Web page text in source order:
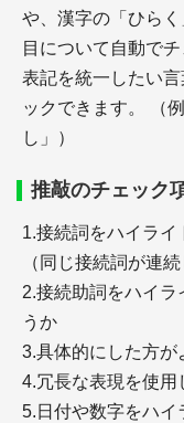
＋ライティング
KWスクールと
サ
や、漢字の「ひら
目について自動でチ
表記を統一したい
ックできます。 （
し」）
推敲のチェック
1.接続詞をハイラ
（同じ接続詞が連
2.接続助詞をハイ
うか
3.具体的にした方
4.冗長な表現を使用
5.日付や数字をハ